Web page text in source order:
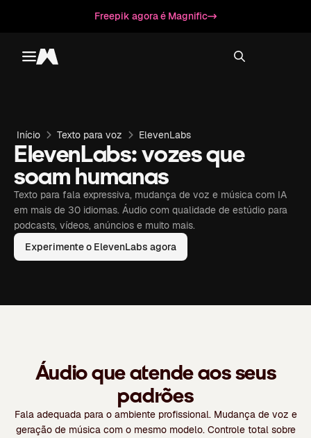
Freepik agora é Magnific
Toggle menu
Magnific
Início Texto para voz ElevenLabs
ElevenLabs: vozes que
soam humanas
Texto para fala expressiva, mudança de voz e música com IA
em mais de 30 idiomas. Áudio com qualidade de estúdio para
podcasts, vídeos, anúncios e muito mais.
Experimente o ElevenLabs agora
Áudio que atende aos seus
padrões
Fala adequada para o ambiente profissional. Mudança de voz e
geração de música com o mesmo modelo. Controle total sobre